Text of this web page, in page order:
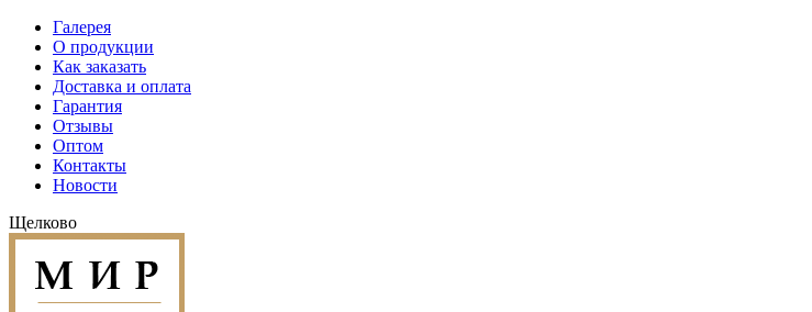
Галерея
О продукции
Как заказать
Доставка и оплата
Гарантия
Отзывы
Оптом
Контакты
Новости
Щелково